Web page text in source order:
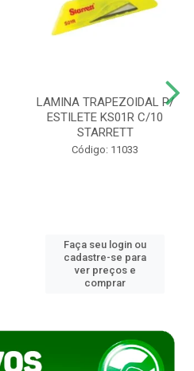
LAMINA TRAPEZOIDAL P/
ESTILETE KS01R C/10
STARRETT
Código: 11033
Faça seu login ou
cadastre-se para
ver preços e
comprar